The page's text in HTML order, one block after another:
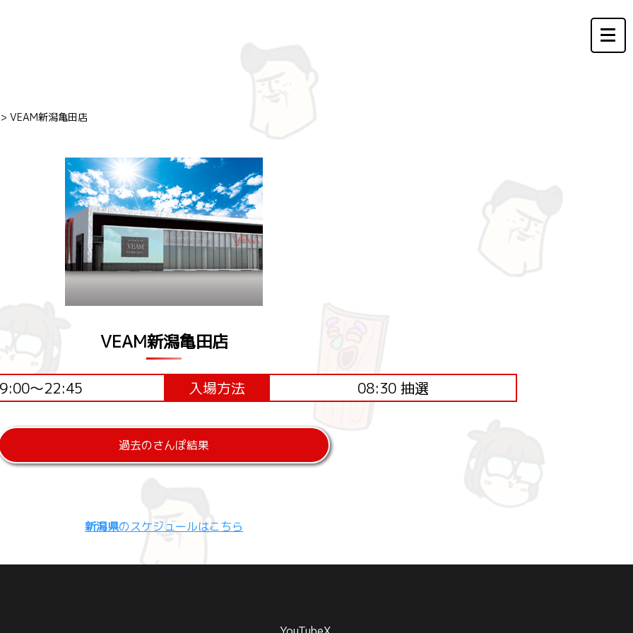
VEAM新潟亀田店
VEAM新潟亀田店
9:00～22:45 入場方法 08:30 抽選
過去のさんぽ結果
新潟県のスケジュールはこちら